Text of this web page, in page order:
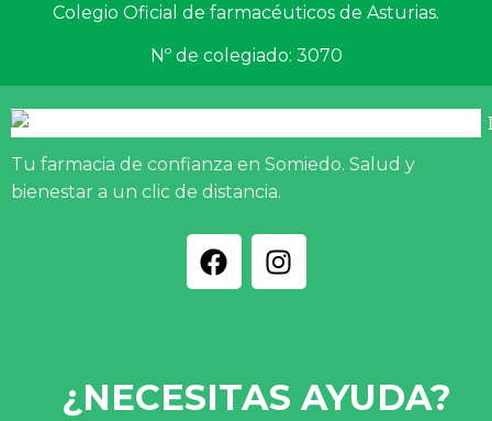
Colegio Oficial de farmacéuticos de Asturias.
Nº de colegiado: 3070
Tu farmacia de confianza en Somiedo. Salud y
bienestar a un clic de distancia.
¿NECESITAS AYUDA?